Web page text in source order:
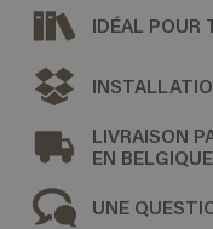
IDÉAL POUR
LIVRAISON
EN
UNE